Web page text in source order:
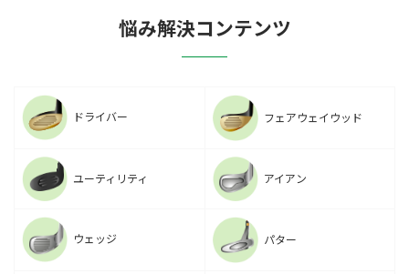
悩み解決コンテンツ
ドライバー フェアウェイウッド
ユーティリティ アイアン
ウェッジ パター